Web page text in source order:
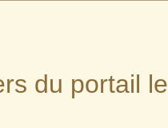
du portail